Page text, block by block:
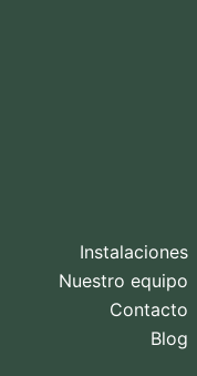
Instalaciones
Nuestro equipo
Contacto
Blog